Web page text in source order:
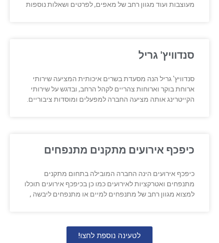
מעוצבות ועוד מגוון רחב של מאפים, לפרטים ושאלות נוספות
סנדוויץ' גריל
סנדוויץ' גריל הנה מסעדת בשרים איכותית המציעה שירותי
ארוחת בוקר וארוחות צהריים לקהל הרחב, ובדגש על שירותי
הקייטרינג אותה מציעה החברה למפעלים ומוסדות ציבוריים.
כיפכף אירועים מתקנים מתנפחים
כיפכף אירועים הינה החברה המובילה בתחום מתקנים
מתנפחים ואטרקציות לאירועים כמו כן בכיפכף אירועים תוכלו
למצוא מגוון רחב של מתנפחים למיים או מתנפחים ליבשה ,
לטעינה נוספת לחצו!